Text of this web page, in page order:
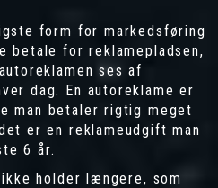
form for markedsføring
betale for reklamepladsen,
ses af
dag. En autoreklame er
man betaler rigtig meget
er en reklameudgift man
6 år.
holder længere, som